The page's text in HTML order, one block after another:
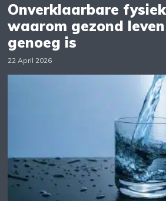
Onverklaarbare
waarom gezond
genoeg is
22 April 2026